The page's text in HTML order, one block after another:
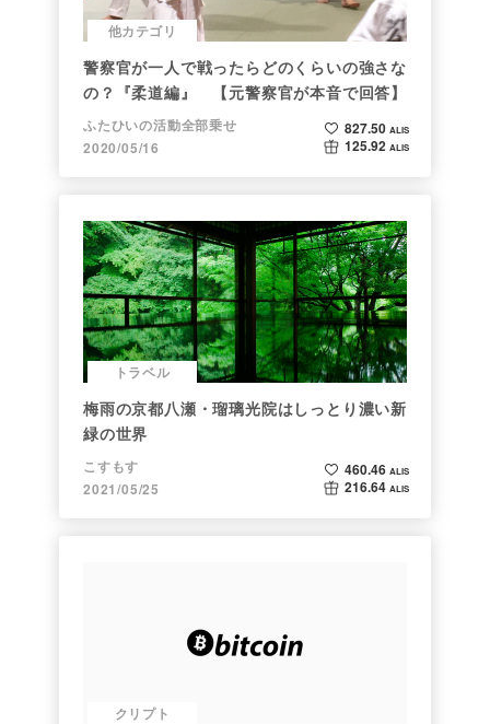
他カテゴリ
警察官が一人で戦ったらどのくらいの強さな
の？『柔道編』 【元警察官が本音で回答】
ふたひいの活動全部乗せ
2020/05/16
827.50 ALIS
125.92 ALIS
トラベル
梅雨の京都八瀬・瑠璃光院はしっとり濃い新
緑の世界
こすもす
2021/05/25
460.46 ALIS
216.64 ALIS
クリプト